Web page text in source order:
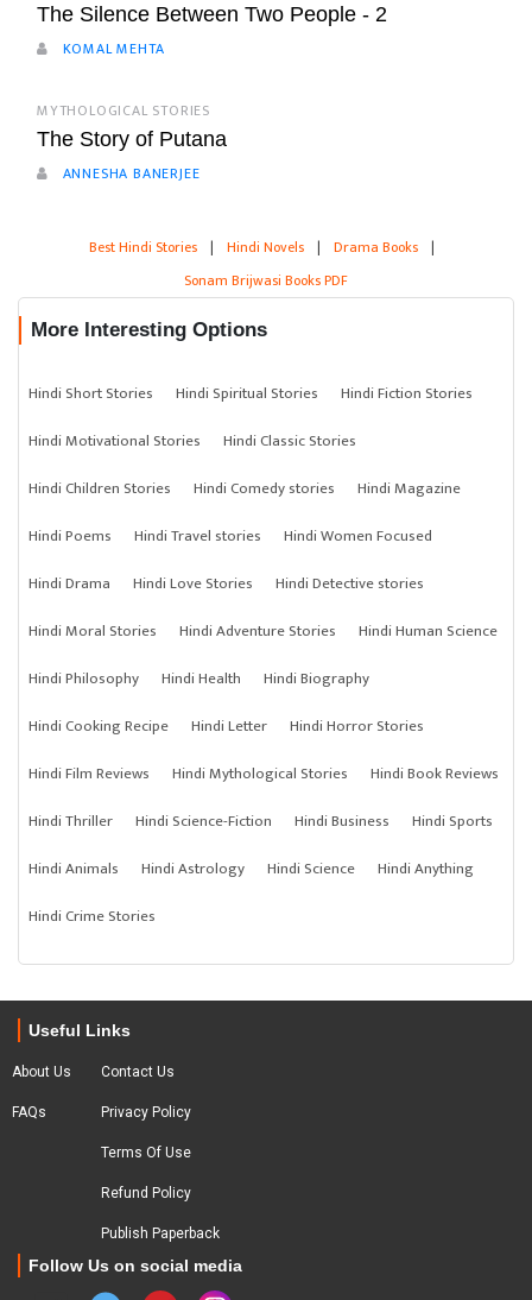
The Silence Between Two People - 2
KOMAL MEHTA
MYTHOLOGICAL STORIES
The Story of Putana
ANNESHA BANERJEE
Best Hindi Stories | Hindi Novels | Drama Books |
Sonam Brijwasi Books PDF
More Interesting Options
Hindi Short Stories Hindi Spiritual Stories
Hindi Fiction Stories
Hindi Motivational Stories
Hindi Classic Stories
Hindi Children Stories
Hindi Comedy stories
Hindi Magazine
Hindi Poems
Hindi Travel stories
Hindi Women Focused
Hindi Drama
Hindi Love Stories
Hindi Detective stories
Hindi Moral Stories
Hindi Adventure Stories
Hindi Human Science
Hindi Philosophy
Hindi Health
Hindi Biography
Hindi Cooking Recipe
Hindi Letter
Hindi Horror Stories
Hindi Film Reviews
Hindi Mythological Stories
Hindi Book Reviews
Hindi Thriller
Hindi Science-Fiction Hindi Business
Hindi Sports
Hindi Animals
Hindi Astrology Hindi Science
Hindi Anything
Hindi Crime Stories
Useful Links
About Us
FAQs
Contact Us
Privacy Policy
Terms Of Use
Refund Policy
Publish Paperback
Follow Us on social media